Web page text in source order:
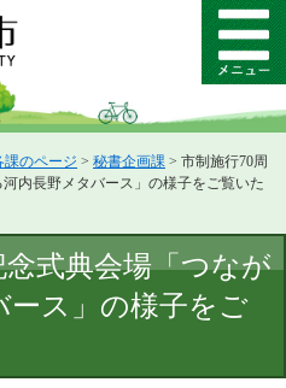
メ
ニ
ー
課のページ > 秘書企画課 > 市制施行70周
内長野メタバース」の様子をご覧いた
式典会場「つなが
ース」の様子をご